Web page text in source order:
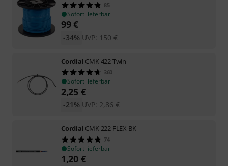
85
Sofort lieferbar
99€
UVP: 150 €
-34%
Cordial CMK 422 Twin
360
Sofort lieferbar
2,25 €
UVP: 2,86 €
-21%
Cordial CMK 222 FLEX BK
74
Sofort lieferbar
1,20 €